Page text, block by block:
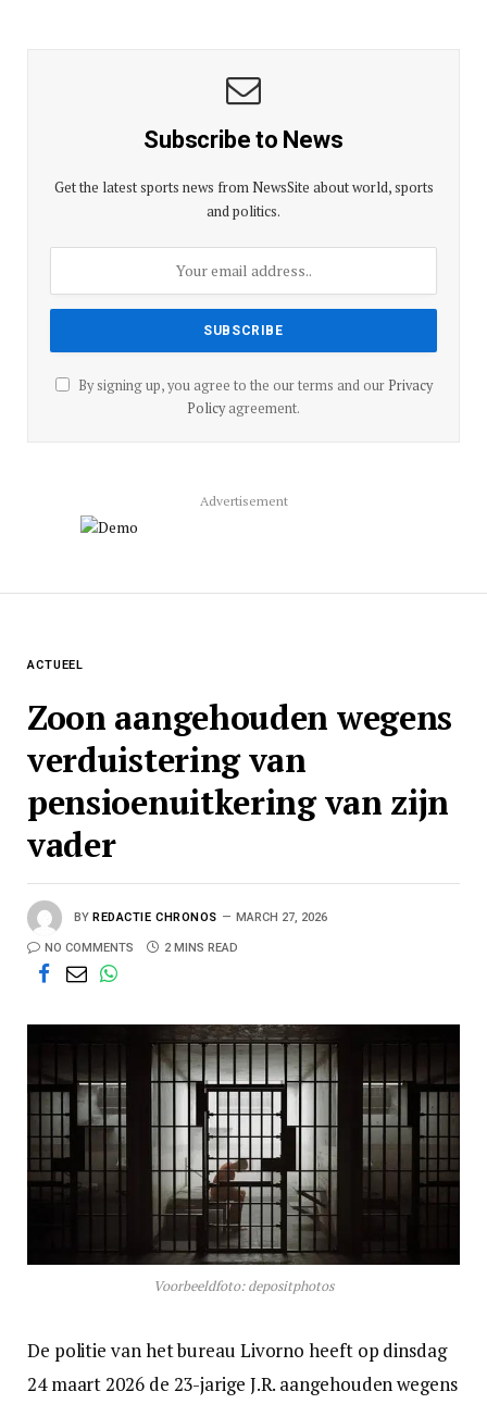
Subscribe to News
Get the latest sports news from NewsSite about world, sports
and politics.
By signing up, you agree to the our terms and our Privacy
Policyagreement.
Advertisement
ACTUEEL
Zoon aangehouden wegens
verduistering van
pensioenuitkering van zijn
vader
BY REDACTIE CHRONOS MARCH 27, 2026
NO COMMENTS 2 MINS READ
Voorbeeldfoto: depositphotos
De politie van het bureau Livorno heeft op dinsdag
24 maart 2026 de 23-jarige J.R. aangehouden wegens